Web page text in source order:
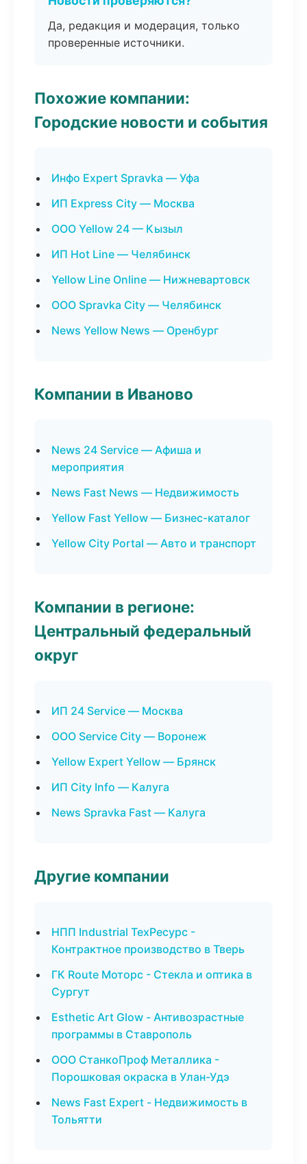
Да, редакция и модерация, только
проверенные источники.
Похожие компании:
Городские новости и события
Инфо Expert Spravka — Уфа
ИП Express City — Москва
ООО Yellow 24 — Кызыл
ИП Hot Line — Челябинск
Yellow Line Online — Нижневартовск
ООО Spravka City — Челябинск
News Yellow News — Оренбург
Компании в Иваново
News 24 Service — Афиша и
мероприятия
News Fast News — Недвижимость
Yellow Fast Yellow — Бизнес-каталог
Yellow City Portal — Авто и транспорт
Компании в регионе:
Центральный федеральный
округ
ИП 24 Service — Москва
ООО Service City — Воронеж
Yellow Expert Yellow — Брянск
ИП City Info — Калуга
News Spravka Fast — Калуга
Другие компании
НПП Industrial ТехРесурс -
Контрактное производство в Тверь
ГК Route Моторс - Стекла и оптика в
Сургут
Esthetic Art Glow - Антивозрастные
программы в Ставрополь
ООО СтанкоПроф Металлика -
Порошковая окраска в Улан-Удэ
News Fast Expert - Недвижимость в
Тольятти